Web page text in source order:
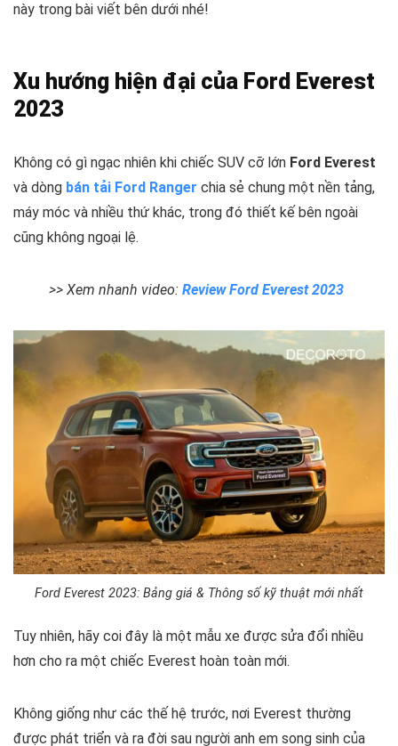
này trong bài viết bên dưới nhé!
Xu hướng hiện đại của Ford Everest
2023
Không có gì ngạc nhiên khi chiếc SUV cỡ lớn Ford Everest
và dòng bán tải Ford Ranger chia sẻ chung một nền tảng,
máy móc và nhiều thứ khác, trong đó thiết kế bên ngoài
cũng không ngoại lệ.
>> Xem nhanh video: Review Ford Everest 2023
Ford Everest 2023: Bảng giá & Thông số kỹ thuật mới nhất
Tuy nhiên, hãy coi đây là một mẫu xe được sửa đổi nhiều
hơn cho ra một chiếc Everest hoàn toàn mới.
Không giống như các thế hệ trước, nơi Everest thường
được phát triển và ra đời sau người anh em song sinh của